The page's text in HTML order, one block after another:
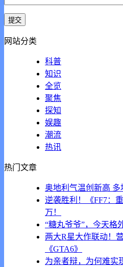
网站分类
科普
知识
全览
聚焦
探知
娱趣
潮流
热讯
热门文章
奥地利气温创新高 多
逆袭胜利！《FF7：
万！
“糖丸爷爷”，今天格
两大R星大作联动！
《GTA6》
为亲者辩，为何难实